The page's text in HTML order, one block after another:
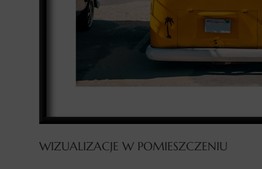
WIZUALIZACJE W POMIESZCZENIU